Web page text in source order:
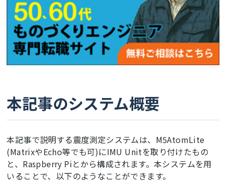
本記事のシステム概要
本記事で説明する震度測定システムは、M5AtomLite
(MatrixやEcho等でも可)にIMU Unitを取り付けたもの
と、Raspberry Piとから構成されます。本システムを用
いることで、以下のようなことができます。